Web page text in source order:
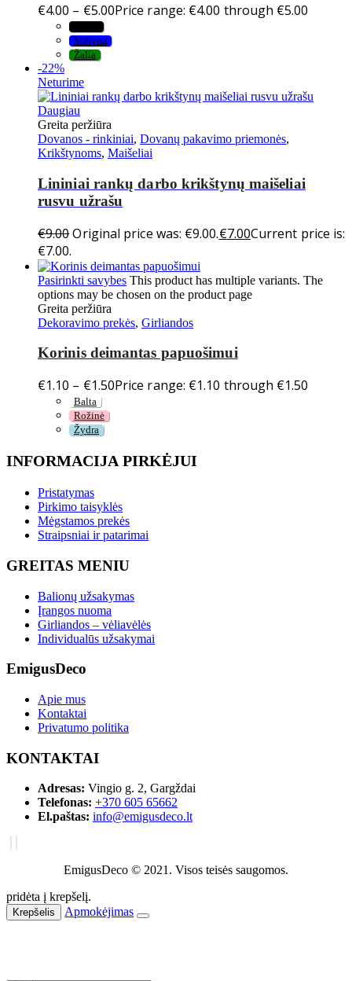
€4.00 – €5.00Price range: €4.00 through €5.00
Mėlyna
Žalia
-22%
Neturime
Daugiau
Greita peržiūra
Dovanos - rinkiniai, Dovanų pakavimo priemonės,
Krikštynoms, Maišeliai
Lininiai rankų darbo krikštynų maišeliai
rusvu užrašu
€9.00Original price was: €9.00.€7.00Current price is:
€7.00.
Pasirinkti savybes This product has multiple variants. The
options may be chosen on the product page
Greita peržiūra
Dekoravimo prekės, Girliandos
Korinis deimantas papuošimui
€1.10 – €1.50Price range: €1.10 through €1.50
Balta
Rožinė
Žydra
INFORMACIJA PIRKĖJUI
Pristatymas
Pirkimo taisyklės
Mėgstamos prekės
Straipsniai ir patarimai
GREITAS MENIU
Balionų užsakymas
Įrangos nuoma
Girliandos – vėliavėlės
Individualūs užsakymai
EmigusDeco
Apie mus
Kontaktai
Privatumo politika
KONTAKTAI
Adresas: Vingio g. 2, Gargždai
Telefonas: +370 605 65662
El.paštas: info@emigusdeco.lt
EmigusDeco © 2021. Visos teisės saugomos.
pridėta į krepšelį.
Krepšelis Apmokėjimas